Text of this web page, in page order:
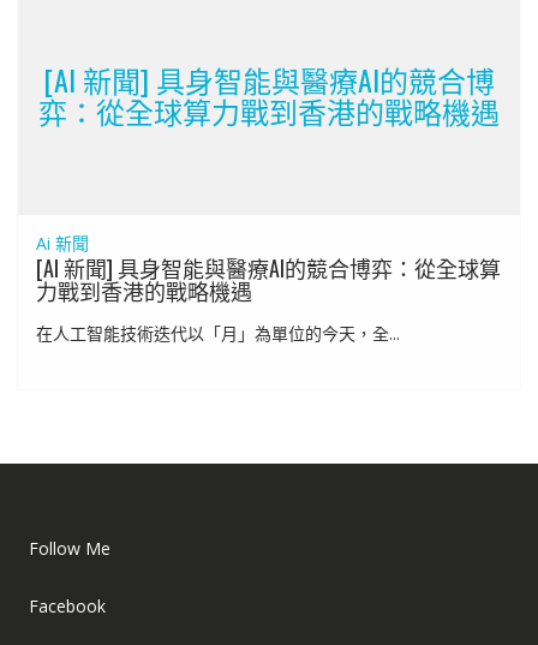
[AI 新聞] 具身智能與醫療AI的競合博
弈：從全球算力戰到香港的戰略機遇
Ai 新聞
[AI 新聞] 具身智能與醫療AI的競合博弈：從全球算
力戰到香港的戰略機遇
在人工智能技術迭代以「月」為單位的今天，全...
Follow Me
Facebook